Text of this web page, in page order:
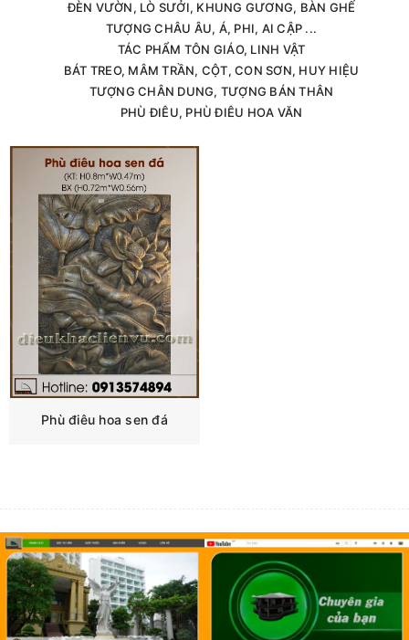
ĐÈN VƯỜN, LÒ SƯỞI, KHUNG GƯƠNG, BÀN GHẾ
TƯỢNG CHÂU ÂU, Á, PHI, AI CẬP ...
TÁC PHẨM TÔN GIÁO, LINH VẬT
BÁT TREO, MÂM TRẦN, CỘT, CON SƠN, HUY HIỆU
TƯỢNG CHÂN DUNG, TƯỢNG BÁN THÂN
PHÙ ĐIÊU, PHÙ ĐIÊU HOA VĂN
Phù điêu hoa sen đá